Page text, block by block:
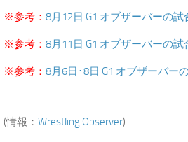
※参考： 8月12日 G1 オブザーバーの試
※参考： 8月11日 G1 オブザーバーの試
※参考： 8月6日･8日 G1 オブザーバー
(情報： Wrestling Observer)